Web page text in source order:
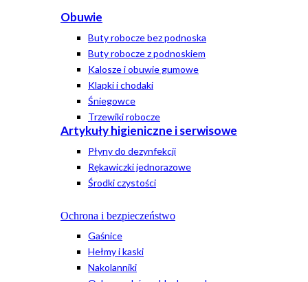
Obuwie
Buty robocze bez podnoska
Buty robocze z podnoskiem
Kalosze i obuwie gumowe
Klapki i chodaki
Śniegowce
Trzewiki robocze
Artykuły higieniczne i serwisowe
Płyny do dezynfekcji
Rękawiczki jednorazowe
Środki czystości
Ochrona i bezpieczeństwo
Gaśnice
Hełmy i kaski
Nakolanniki